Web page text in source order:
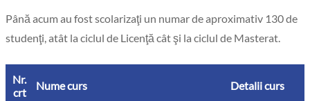
Până acum au fost scolarizaţi un numar de aproximativ 130 de
studenţi, atât la ciclul de Licenţă cât şi la ciclul de Masterat.
Nr.
crt
Nume curs Detalii curs